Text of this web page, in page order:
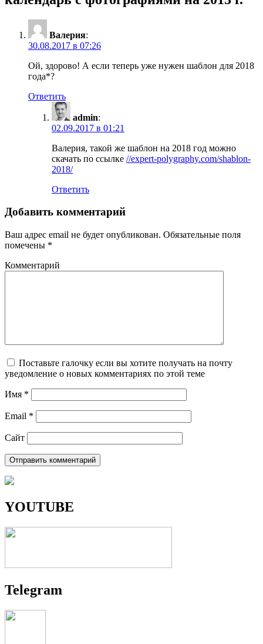
Валерия:
30.08.2017 в 07:26
Ой, здорово! А если теперь уже нужен шаблон для 2018
года*?
Ответить
admin:
02.09.2017 в 01:21
Валерия, такой же шаблон на 2018 год можно
скачать по ссылке //expert-polygraphy.com/shablon-
2018/
Ответить
Добавить комментарий
Ваш адрес email не будет опубликован. Обязательные поля
помечены *
Комментарий
Поставьте галочку если вы хотите получать на почту
уведомление о новых комментариях по этой теме
Имя *
Email *
Сайт
YOUTUBE
Telegram